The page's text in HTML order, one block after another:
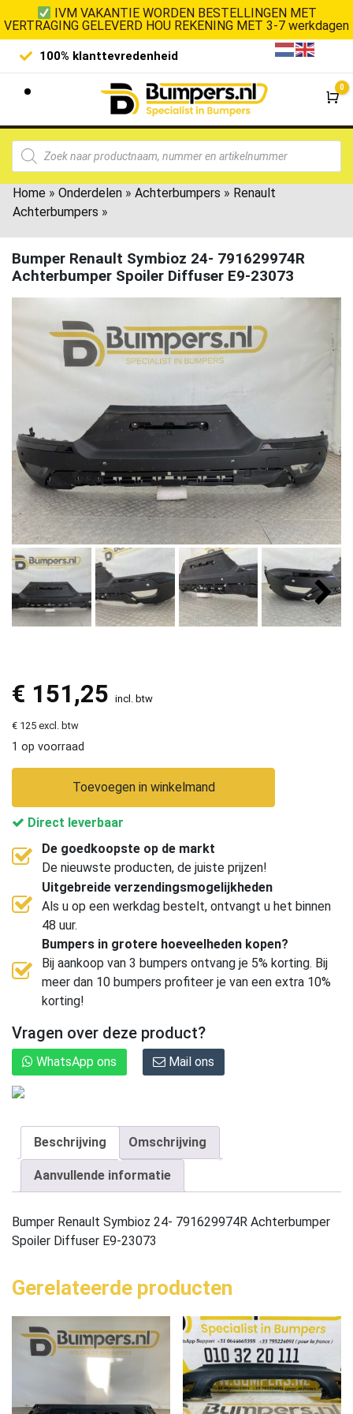
IVM VAKANTIE WORDEN BESTELLINGEN MET
VERTRAGING GELEVERD HOU REKENING MET 3-7 werkdagen
100% klanttevredenheid
0
Home » Onderdelen » Achterbumpers » Renault
Achterbumpers »
Bumper Renault Symbioz 24- 791629974R
Achterbumper Spoiler Diffuser E9-23073
€ 151,25 incl. btw
€ 125 excl. btw
1 op voorraad
Toevoegen in winkelmand
Direct leverbaar
De goedkoopste op de markt
De nieuwste producten, de juiste prijzen!
Uitgebreide verzendingsmogelijkheden
Als u op een werkdag bestelt, ontvangt u het binnen
48 uur.
Bumpers in grotere hoeveelheden kopen?
Bij aankoop van 3 bumpers ontvang je 5% korting. Bij
meer dan 10 bumpers profiteer je van een extra 10%
korting!
Vragen over deze product?
WhatsApp ons Mail ons
Beschrijving Omschrijving
Aanvullende informatie
Bumper Renault Symbioz 24- 791629974R Achterbumper
Spoiler Diffuser E9-23073
Gerelateerde producten